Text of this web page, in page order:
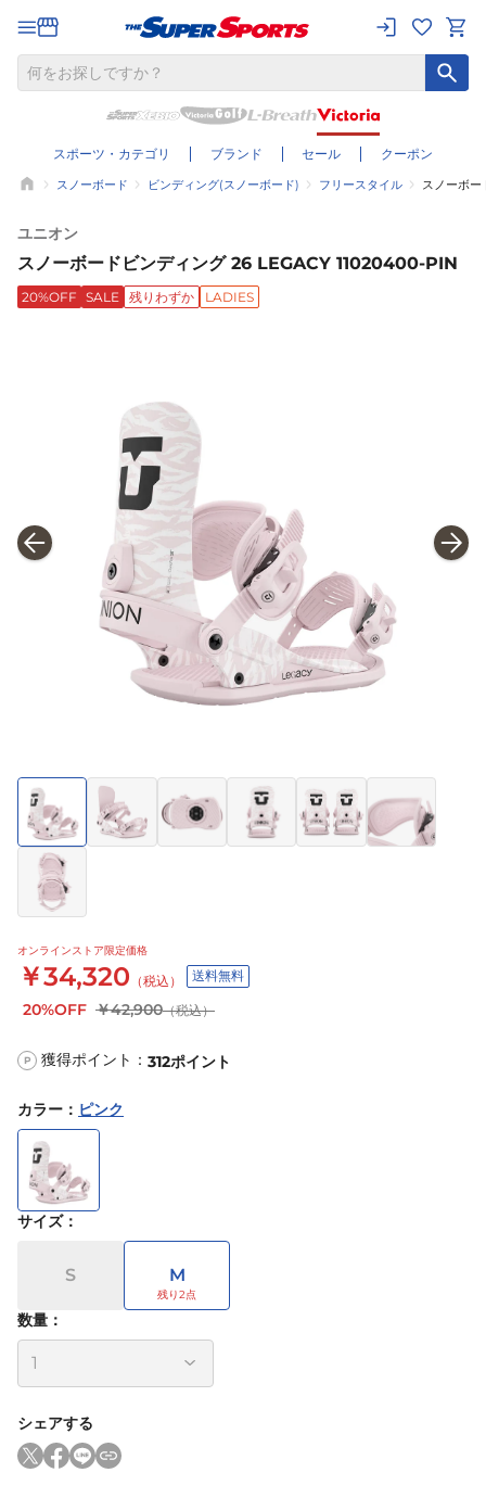
スポーツ・カテゴリ ブランド セール クーポン
スノーボード ビンディング(スノーボード) フリースタイル スノーボ
ユニオン
スノーボードビンディング 26 LEGACY 11020400-PIN
20%OFF SALE 残りわずか LADIES
オンラインストア限定価格
￥34,320 （税込） 送料無料
20%OFF ￥42,900（税込）
P 獲得ポイント： 312ポイント
カラー ： ピンク
サイズ：
S M
数量：
シェアする